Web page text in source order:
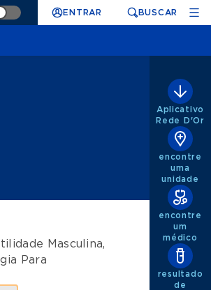
ENTRAR BUSCAR
Masculina,
Para
Aplicativo
Rede D'Or
encontre
uma
unidade
encontre
um
médico
resultado
de